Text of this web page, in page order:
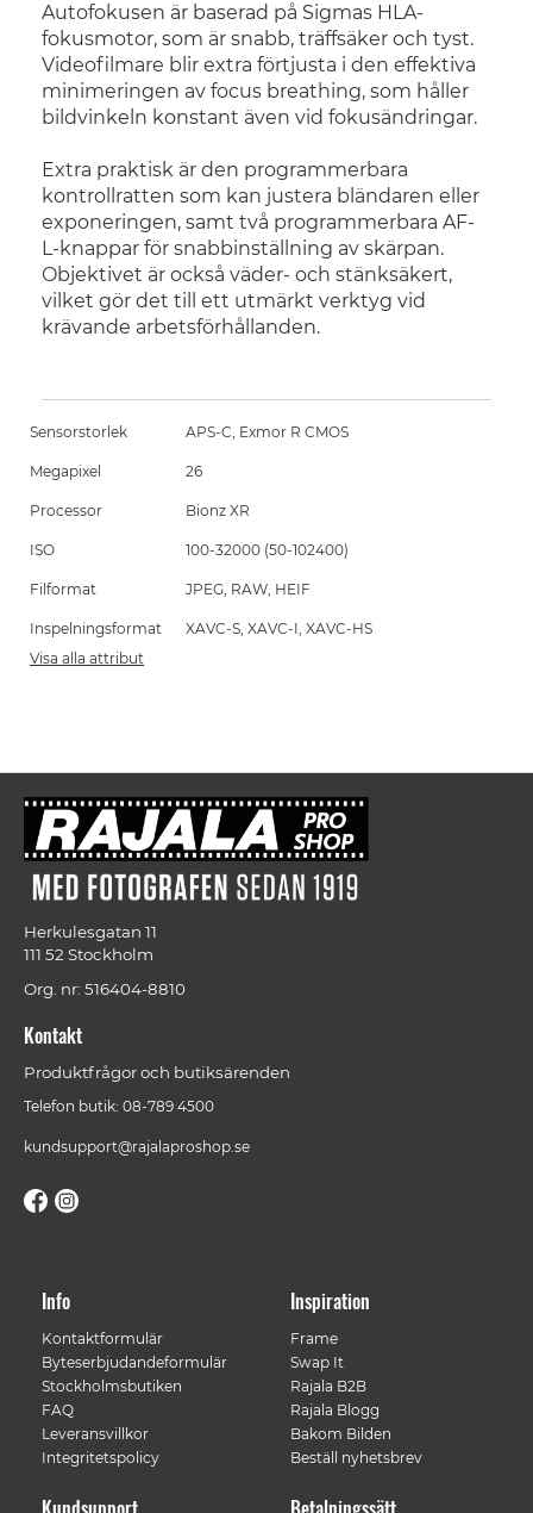
Autofokusen är baserad på Sigmas HLA-
fokusmotor, som är snabb, träffsäker och tyst.
Videofilmare blir extra förtjusta i den effektiva
minimeringen av focus breathing, som håller
bildvinkeln konstant även vid fokusändringar.
Extra praktisk är den programmerbara
kontrollratten som kan justera bländaren eller
exponeringen, samt två programmerbara AF-
L-knappar för snabbinställning av skärpan.
Objektivet är också väder- och stänksäkert,
vilket gör det till ett utmärkt verktyg vid
krävande arbetsförhållanden.
Sensorstorlek APS-C, Exmor R CMOS
Megapixel 26
Processor Bionz XR
ISO 100-32000 (50-102400)
Filformat JPEG, RAW, HEIF
Inspelningsformat
XAVC-S, XAVC-I, XAVC-HS
Visa alla attribut
Herkulesgatan 11
111 52 Stockholm
Org. nr: 516404-8810
Kontakt
Produktfrågor och butiksärenden
Telefon butik: 08-789 4500
kundsupport@rajalaproshop.se
Info
Kontaktformulär
Byteserbjudandeformulär
Stockholmsbutiken
FAQ
Leveransvillkor
Integritetspolicy
Inspiration
Frame
Swap It
Rajala B2B
Rajala Blogg
Bakom Bilden
Beställ nyhetsbrev